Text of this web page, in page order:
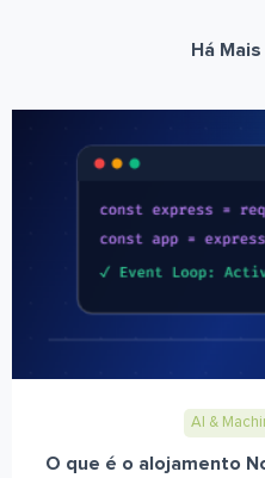
Há
AI &
O que é o alojamento